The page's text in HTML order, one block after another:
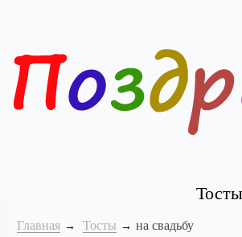
Главная Тосты на свадьбу